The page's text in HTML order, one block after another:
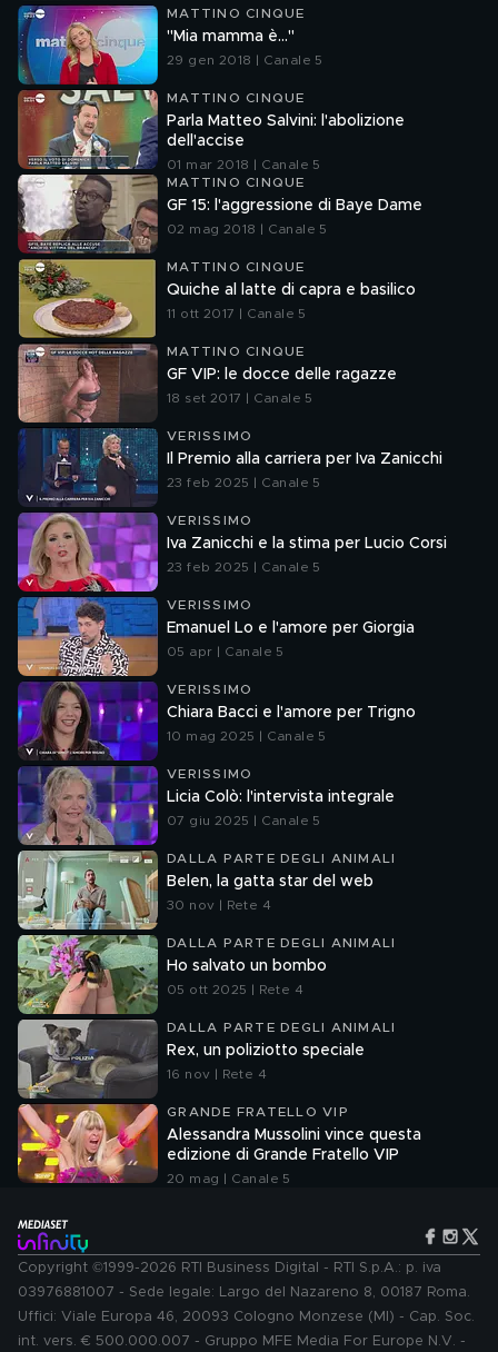
MATTINO CINQUE
"Mia mamma è..."
29 gen 2018 | Canale 5
MATTINO CINQUE
Parla Matteo Salvini: l'abolizione
dell'accise
01 mar 2018 | Canale 5
MATTINO CINQUE
GF 15: l'aggressione di Baye Dame
02 mag 2018 | Canale 5
MATTINO CINQUE
Quiche al latte di capra e basilico
11 ott 2017 | Canale 5
MATTINO CINQUE
GF VIP: le docce delle ragazze
18 set 2017 | Canale 5
VERISSIMO
Il Premio alla carriera per Iva Zanicchi
23 feb 2025 | Canale 5
VERISSIMO
Iva Zanicchi e la stima per Lucio Corsi
23 feb 2025 | Canale 5
VERISSIMO
Emanuel Lo e l'amore per Giorgia
05 apr | Canale 5
VERISSIMO
Chiara Bacci e l'amore per Trigno
10 mag 2025 | Canale 5
VERISSIMO
Licia Colò: l'intervista integrale
07 giu 2025 | Canale 5
DALLA PARTE DEGLI ANIMALI
Belen, la gatta star del web
30 nov | Rete 4
DALLA PARTE DEGLI ANIMALI
Ho salvato un bombo
05 ott 2025 | Rete 4
DALLA PARTE DEGLI ANIMALI
Rex, un poliziotto speciale
16 nov | Rete 4
GRANDE FRATELLO VIP
Alessandra Mussolini vince questa
edizione di Grande Fratello VIP
20 mag | Canale 5
Copyright ©1999-2026 RTI Business Digital - RTI S.p.A.: p. iva
03976881007 - Sede legale: Largo del Nazareno 8, 00187 Roma.
Uffici: Viale Europa 46, 20093 Cologno Monzese (MI) - Cap. Soc.
int. vers. € 500.000.007 - Gruppo MFE Media For Europe N.V. -